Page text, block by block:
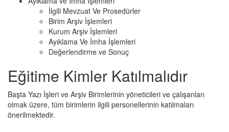
İlgili Mevzuat Ve Prosedürler
Birim Arşiv İşlemleri
Kurum Arşiv İşlemleri
Ayıklama Ve İmha İşlemleri
Değerlendirme ve Sonuç
Eğitime Kimler Katılmalıdır
Başta Yazı İşleri ve Arşiv Birimlerinin yöneticileri ve çalışanları
olmak üzere, tüm birimlerin ilgili personellerinin katılmaları
önerilmektedir.